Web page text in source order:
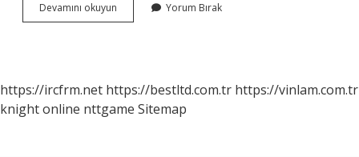
Devamını okuyun
Kendiliğinden
Yorum Bırak
https://ircfrm.net https://bestltd.com.tr https://vinlam.com.tr
knight online nttgame Sitemap